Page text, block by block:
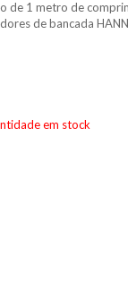
de 1 metro de
de bancada
em stock